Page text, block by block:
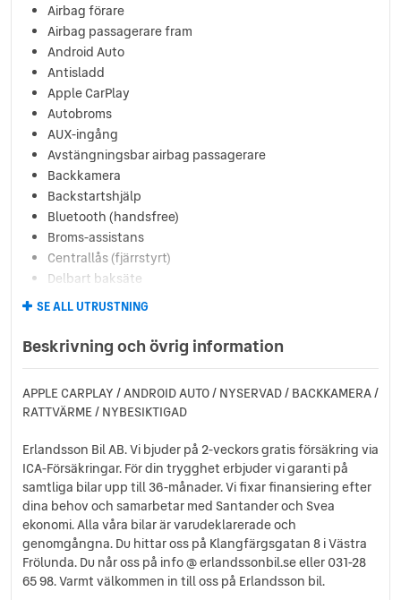
Airbag förare
Airbag passagerare fram
Android Auto
Antisladd
Apple CarPlay
Autobroms
AUX-ingång
Avstängningsbar airbag passagerare
Backkamera
Backstartshjälp
Bluetooth (handsfree)
Broms-assistans
Centrallås (fjärrstyrt)
Delbart baksäte
Dimljus fram
Elinfällbara sidospeglar
Eluppvärmda sidospeglar
Fartbegränsare
Farthållare
Fotgängardetektion
Fällbara baksäten
Färddator
ISOFIX-fästen bak
Körfilsassistans
Ljussensor
Läslampa
Mattor (textil)
SE ALL UTRUSTNING
Beskrivning och övrig information
APPLE CARPLAY / ANDROID AUTO / NYSERVAD / BACKKAMERA /
RATTVÄRME / NYBESIKTIGAD
Erlandsson Bil AB. Vi bjuder på 2-veckors gratis försäkring via
ICA-Försäkringar. För din trygghet erbjuder vi garanti på
samtliga bilar upp till 36-månader. Vi fixar finansiering efter
dina behov och samarbetar med Santander och Svea
ekonomi. Alla våra bilar är varudeklarerade och
genomgångna. Du hittar oss på Klangfärgsgatan 8 i Västra
Frölunda. Du når oss på info @ erlandssonbil.se eller 031-28
65 98. Varmt välkommen in till oss på Erlandsson bil.